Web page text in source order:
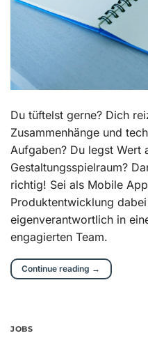
Du tüftelst gerne? Dich
Zusammenhänge und
Aufgaben? Du legst Wert
Gestaltungsspielraum?
richtig! Sei als Mobile
Produktentwicklung
eigenverantwortlich in
engagierten Team.
Continue reading →
JOBS